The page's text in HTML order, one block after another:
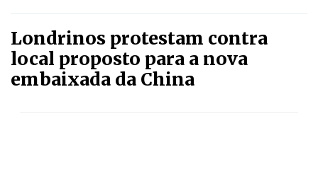
Londrinos protestam contra
local proposto para a nova
embaixada da China